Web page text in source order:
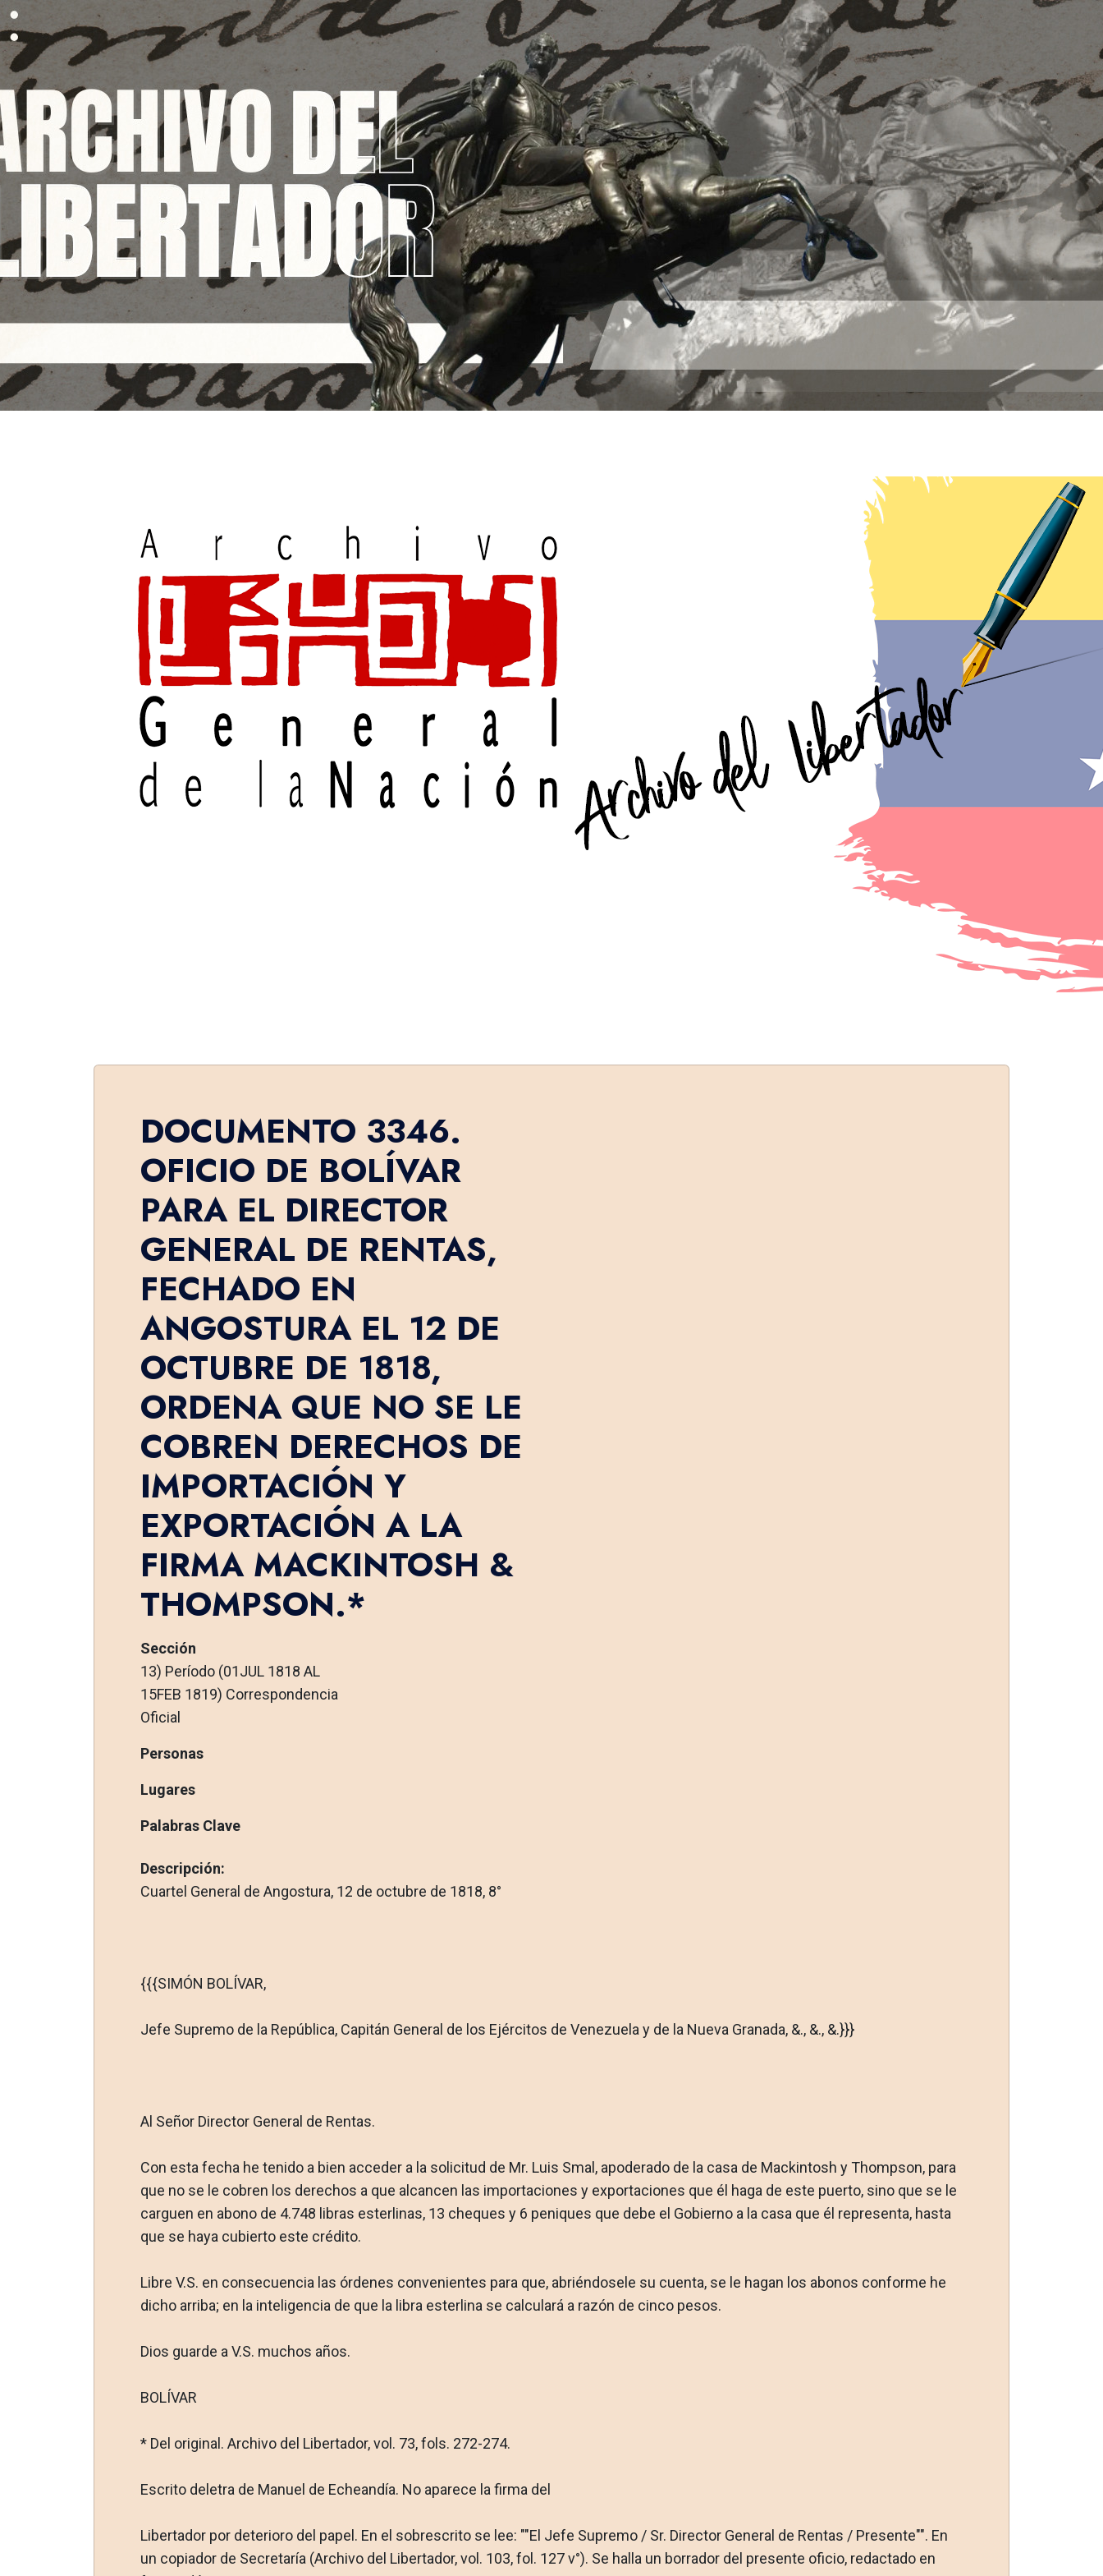
DOCUMENTO 3346.
OFICIO DE BOLÍVAR
PARA EL DIRECTOR
GENERAL DE RENTAS,
FECHADO EN
ANGOSTURA EL 12 DE
OCTUBRE DE 1818,
ORDENA QUE NO SE LE
COBREN DERECHOS DE
IMPORTACIÓN Y
EXPORTACIÓN A LA
FIRMA MACKINTOSH &
THOMPSON.*
Sección
13) Período (01JUL 1818 AL
15FEB 1819) Correspondencia
Oficial
Personas
Lugares
Palabras Clave
Descripción:
Cuartel General de Angostura, 12 de octubre de 1818, 8°
{{{SIMÓN BOLÍVAR,
Jefe Supremo de la República, Capitán General de los Ejércitos de Venezuela y de la Nueva Granada, &., &., &.}}}
Al Señor Director General de Rentas.
Con esta fecha he tenido a bien acceder a la solicitud de Mr. Luis Smal, apoderado de la casa de Mackintosh y Thompson, para
que no se le cobren los derechos a que alcancen las im­portaciones y exportaciones que él haga de este puerto, sino que se le
carguen en abono de 4.748 libras esterlinas, 13 cheques y 6 peniques que debe el Gobierno a la casa que él repre­senta, hasta
que se haya cubierto este crédito.
Libre V.S. en consecuencia las órdenes convenientes para que, abriéndosele su cuenta, se le hagan los abonos conforme he
dicho arriba; en la inteligencia de que la libra esterlina se cal­culará a razón de cinco pesos.
Dios guarde a V.S. muchos años.
BOLÍVAR
* Del original. Archivo del Libertador, vol. 73, fols. 272-274.
Escrito deletra de Manuel de Echeandía. No aparece la firma del
Libertador por deterioro del papel. En el sobrescrito se lee: ""El Jefe Supremo / Sr. Director General de Rentas / Presente"". En
un copiador de Secretaría (Archivo del Libertador, vol. 103, fol. 127 v°). Se halla un borrador del presente oficio, redactado en